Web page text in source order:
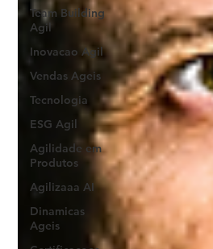
Team Building
Agil
Inovacao Agil
Vendas Ageis
Tecnologia
ESG Agil
Agilidade em
Produtos
Agilizaaa AI
Dinamicas
Ageis